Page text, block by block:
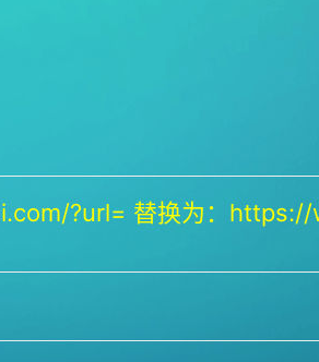
?url= 替换为：